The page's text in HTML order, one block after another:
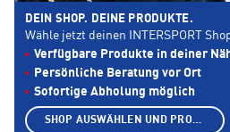
DEIN SHOP. DEINE PRODUKTE.
Wähle jetzt deinen INTERSPORT
Verfügbare Produkte in deiner
Persönliche Beratung vor Ort
Sofortige Abholung möglich
SHOP AUSWÄHLEN UND PRODUKTE ANZEIGEN